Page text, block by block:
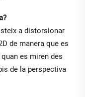
a distorsionar
de manera que es
es miren des
de la perspectiva